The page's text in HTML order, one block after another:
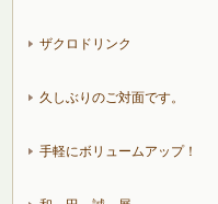
ザクロドリンク
久しぶりのご対面です。
手軽にボリュームアップ！